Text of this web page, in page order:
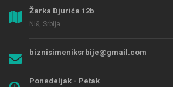
Žarka Djurića 12b
Niš, Srbija
biznisimeniksrbije@gmail.com
Ponedeljak - Petak